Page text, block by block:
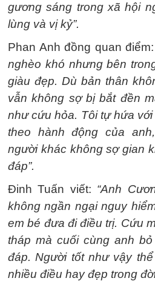
gương sáng trong xã hội
lùng và vị kỷ”.
Phan Anh đồng quan điểm:
nghèo khó nhưng bên
giàu đẹp. Dù bản thân
vẫn không sợ bị bắt đền
như cứu hỏa. Tôi tự hứa
theo hành động của
người khác không sợ gian
đáp”.
Đinh Tuấn viết: “Anh
không ngần ngại nguy
em bé đưa đi điều trị. Cứu
tháp mà cuối cùng anh
đáp. Người tốt như vậy
nhiều điều hay đẹp trong